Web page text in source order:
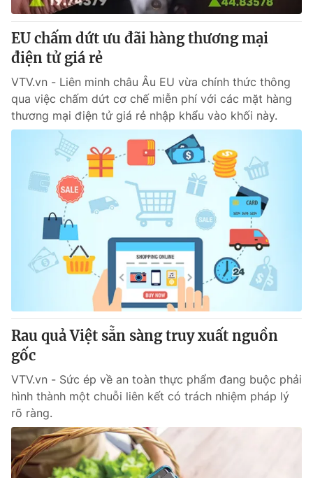
Thị trường 24h Tấm lòng Việt
VTV4 Vươn mình bằng AI
VTV9 VTV8
Liên hệ tòa soạn English
THỜI BÁO VTV
Theo dõi báo trên
Cơ quan chủ quản:
Đài Truyền hình Việt Nam
Thời báo VTV
Giấy phép hoạt động báo in và báo điện tử số 483/GP-BTTTT
cấp ngày 29/12/2023
Tổng Biên tập:
Phó Tổng Biên tập:Nguyễn Thị Mỹ Hạnh, Phạm Quốc Thắng,
Nguyễn Trọng Ninh
Tổng đài VTV:
Ðiện thoại Thời báo VTV:024.66 897 897
Email:toasoan@vtv.vn
Liên hệ quảng cáo:024-7300.7108
EU chấm dứt ưu đãi hàng thương mại
điện tử giá rẻ
VTV.vn - Liên minh châu Âu EU vừa chính thức thông
qua việc chấm dứt cơ chế miễn phí với các mặt hàng
thương mại điện tử giá rẻ nhập khẩu vào khối này.
Rau quả Việt sẵn sàng truy xuất nguồn
gốc
VTV.vn - Sức ép về an toàn thực phẩm đang buộc phải
hình thành một chuỗi liên kết có trách nhiệm pháp lý
rõ ràng.